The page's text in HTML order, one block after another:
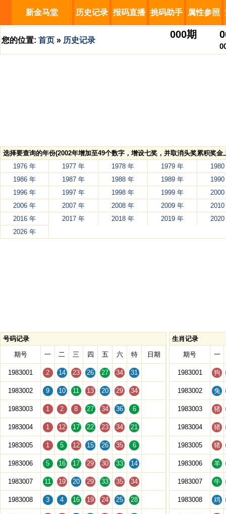
新金马堂 历史记录 报码直播 挑码助手 属性参照
您的位置: 首页 » 历史记录
000期
选择要查询的年份(2002年增加至49个数字，增设七奖，并取消头奖累积奖
1976 年
1977 年 1978 年 1979 年
1986 年
1987 年 1988 年 1989 年
1996 年
1997 年 1998 年 1999 年
2000
2006 年
2007 年 2008 年 2009 年
2010
2016 年
2017 年 2018 年 2019 年
2020
2026 年
号码记录
期号 一 二 三 四 五 六 特 日期
1983001 2 14 23 26 27 34 31
1983002 9 10 11 13 20 29 34
1983003 1 2 8 27 34 36 6
1983004 1 12 17 22 23 34 21
1983005 1 5 12 15 26 35 6
1983006 5 16 17 29 30 33 14
1983007 11 19 20 29 33 35 34
1983008 3 4 16 19 24 25 28
生肖记录
期号 一
1983001 狗
1983002 兔
1983003 猪
1983004 猪
1983005 猪
1983006 羊
1983007 牛
1983008 鸡